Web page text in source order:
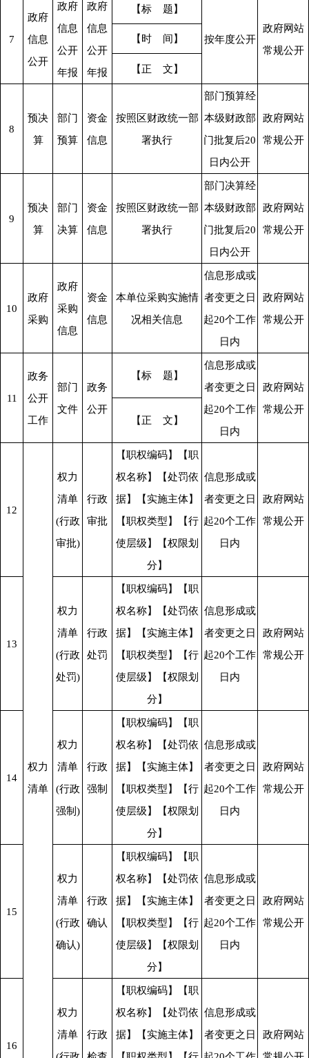
7
政府
信息
公开
政府
信息
公开
年报
政府
信息
公开
年报
【标 题】
按年度公开
政府网站
常规公开
【时 间】
【正 文】
8
预决
算
部门
预算
资金
信息
按照区财政统一部
署执行
部门预算经
本级财政部
门批复后20
日内公开
政府网站
常规公开
9
预决
算
部门
决算
资金
信息
按照区财政统一部
署执行
部门决算经
本级财政部
门批复后20
日内公开
政府网站
常规公开
10
政府
采购
政府
采购
信息
资金
信息
本单位采购实施情
况相关信息
信息形成或
者变更之日
起20个工作
日内
政府网站
常规公开
11
政务
公开
工作
部门
文件
政务
公开
【标 题】
信息形成或
者变更之日
起20个工作
日内
政府网站
常规公开
【正
文】
12
权力
清单
权力
清单
(行政
审批)
行政
审批
【职权编码】【职
权名称】【处罚依
据】【实施主体】
【职权类型】【行
使层级】【权限划
分】
信息形成或
者变更之日
起20个工作
日内
政府网站
常规公开
13
权力
清单
(行政
处罚)
行政
处罚
【职权编码】【职
权名称】【处罚依
据】【实施主体】
【职权类型】【行
使层级】【权限划
分】
信息形成或
者变更之日
起20个工作
日内
政府网站
常规公开
14
权力
清单
(行政
强制)
行政
强制
【职权编码】【职
权名称】【处罚依
据】【实施主体】
【职权类型】【行
使层级】【权限划
分】
信息形成或
者变更之日
起20个工作
日内
政府网站
常规公开
15
权力
清单
(行政
确认)
行政
确认
【职权编码】【职
权名称】【处罚依
据】【实施主体】
【职权类型】【行
使层级】【权限划
分】
信息形成或
者变更之日
起20个工作
日内
政府网站
常规公开
16
权力
清单
行政
【职权编码】【职
权名称】【处罚依
据】【实施主体】
信息形成或
者变更之日
政府网站